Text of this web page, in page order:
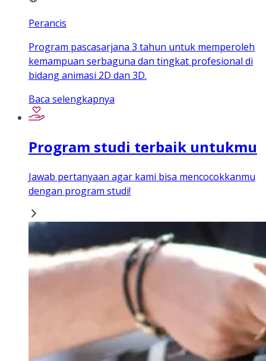
Perancis
Program pascasarjana 3 tahun untuk memperoleh
kemampuan serbaguna dan tingkat profesional di
bidang animasi 2D dan 3D.
Baca selengkapnya
Program studi terbaik untukmu
Jawab pertanyaan agar kami bisa mencocokkanmu
dengan program studi!